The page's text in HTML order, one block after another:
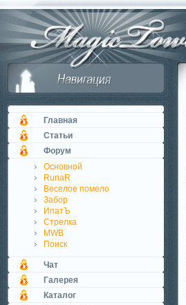
Главная
Статьи
Форум
Основной
RunaR
Веселое помело
Забор
ИпатЪ
Стрелка
MWB
Поиск
Чат
Галерея
Каталог